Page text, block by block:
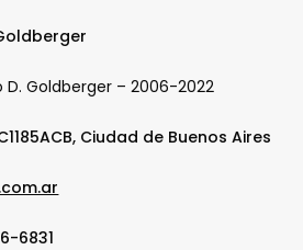
Goldberger – 2006-2022
Ciudad de Buenos Aires
6831